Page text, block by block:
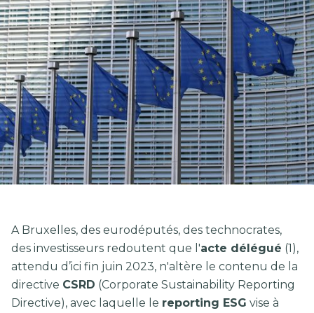
A Bruxelles, des eurodéputés, des technocrates,
des investisseurs redoutent que l'acte délégué (1),
attendu d’ici fin juin 2023, n'altère le contenu de la
directive CSRD (Corporate Sustainability Reporting
Directive), avec laquelle le reporting ESG vise à